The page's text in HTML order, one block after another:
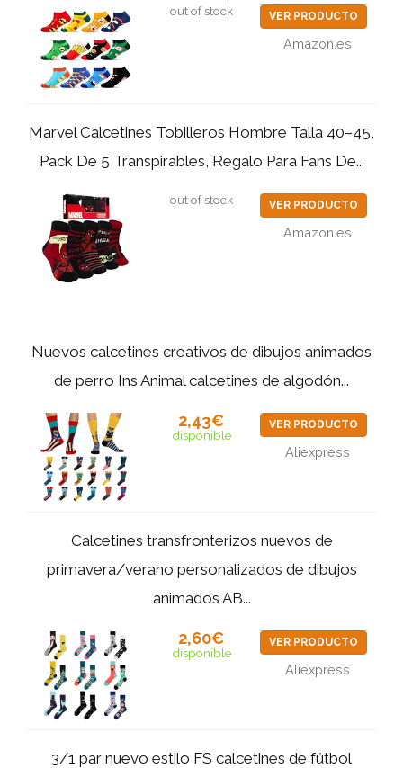
out of stock VER PRODUCTO
Amazon.es
Marvel Calcetines Tobilleros Hombre Talla 40–45,
Pack De 5 Transpirables, Regalo Para Fans De...
out of stock VER PRODUCTO
Amazon.es
Nuevos calcetines creativos de dibujos animados
de perro Ins Animal calcetines de algodón...
2,43€
disponible
VER PRODUCTO
Aliexpress
Calcetines transfronterizos nuevos de
primavera/verano personalizados de dibujos
animados AB...
2,60€
disponible
VER PRODUCTO
Aliexpress
3/1 par nuevo estilo FS calcetines de fútbol